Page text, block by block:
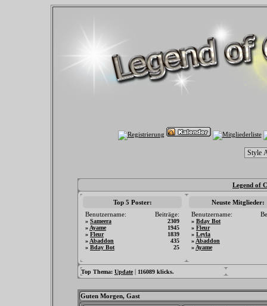
Legend of
Top 5 Poster:
Benutzername:
Beiträge:
» Sameera
» Ayame
» Fleur
» Abaddon
» Bday Bot
2309
1945
1839
435
25
Neuste Mitglieder:
Benutzername:
» Bday Bot
» Fleur
» Leyla
» Abaddon
» Ayame
Top Thema: Update | 116089 klicks.
Guten Morgen, Gast